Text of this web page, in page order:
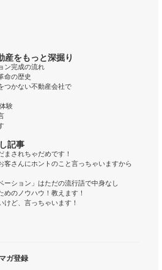
をもっと深掘り
ン完成の流れ
命の歴史
つかない不動産会社で
験
記事
されちゃだめです！
客さんにホントのこと言っちゃいますから
ーション」はただの流行語で中身なし
のノウハウ！教えます！
ど、言っちゃいます！
ガ登録